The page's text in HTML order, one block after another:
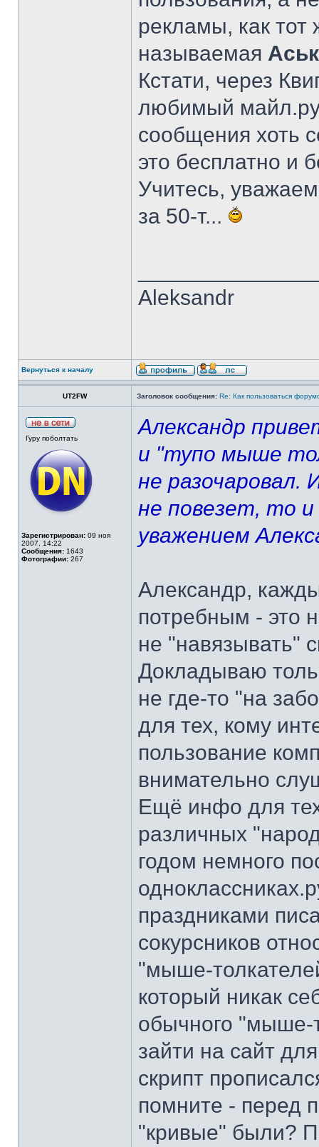
рекламы, как тот
называемая
Кстати, через
любимый
сообщения хоть
это бесплатно и
Учитесь,
за 50-т...
Aleksandr
Вернуться к началу
UT2FW Заголовок сообщения: Re: Как пользоваться
Гуру поболтать
Зарегистрирован: 09 ноя
2007, 14:22
Сообщения: 1643
Фотографии: 267
Александр
и "тупо мыше
не разочаровал.
не повезет, то
уважением
Александр,
потребным - это
не "навязывать"
Докладываю
не где-то "на
для тех, кому
пользование
внимательно
Ещё инфо для
различных
годом немного
праздниками
сокурсников
"мыше-
который никак
обычного "мыше-
зайти на сайт
скрипт
помните - перед
"кривые" были?